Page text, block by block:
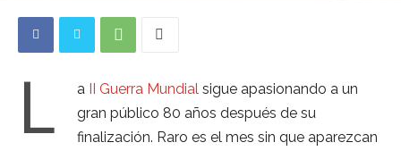
L a II Guerra Mundial sigue apasionando a un
gran público 80 años después de su
finalización. Raro es el mes sin que aparezcan